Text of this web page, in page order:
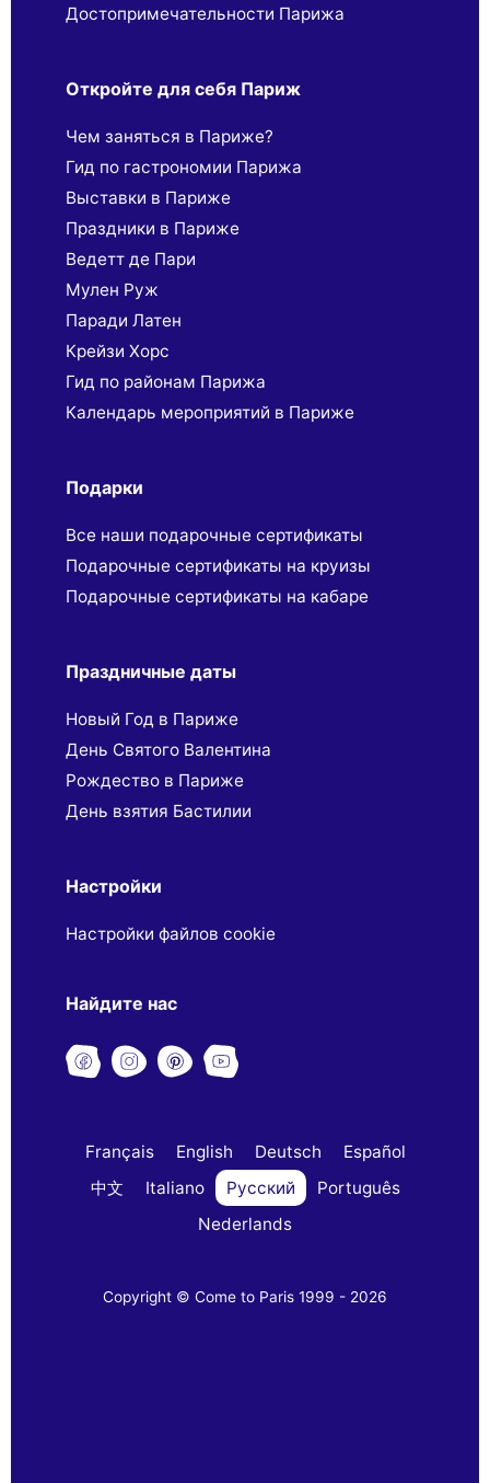
Достопримечательности Парижа
Откройте для себя Париж
Чем заняться в Париже?
Гид по гастрономии Парижа
Выставки в Париже
Праздники в Париже
Ведетт де Пари
Мулен Руж
Паради Латен
Крейзи Хорс
Гид по районам Парижа
Календарь мероприятий в Париже
Подарки
Все наши подарочные сертификаты
Подарочные сертификаты на круизы
Подарочные сертификаты на кабаре
Праздничные даты
Новый Год в Париже
День Святого Валентина
Рождество в Париже
День взятия Бастилии
Настройки
Настройки файлов cookie
Найдите нас
Français English Deutsch
Español
中文
Italiano Русский
Português
Nederlands
Copyright © Come to Paris 1999 - 2026